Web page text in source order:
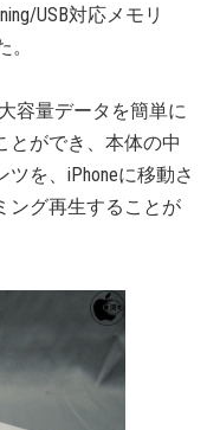
USB対応メモリ
容量データを簡単に
とができ、本体の中
を、iPhoneに移動さ
ング再生することが